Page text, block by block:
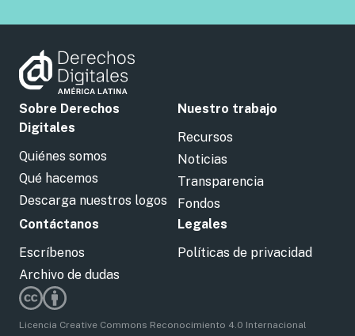
Sobre Derechos
Digitales
Quiénes somos
Qué hacemos
Descarga nuestros logos
Nuestro trabajo
Recursos
Noticias
Transparencia
Fondos
Contáctanos
Escríbenos
Archivo de dudas
Legales
Políticas de privacidad
Licencia Creative Commons Reconocimiento 4.0 Internacional